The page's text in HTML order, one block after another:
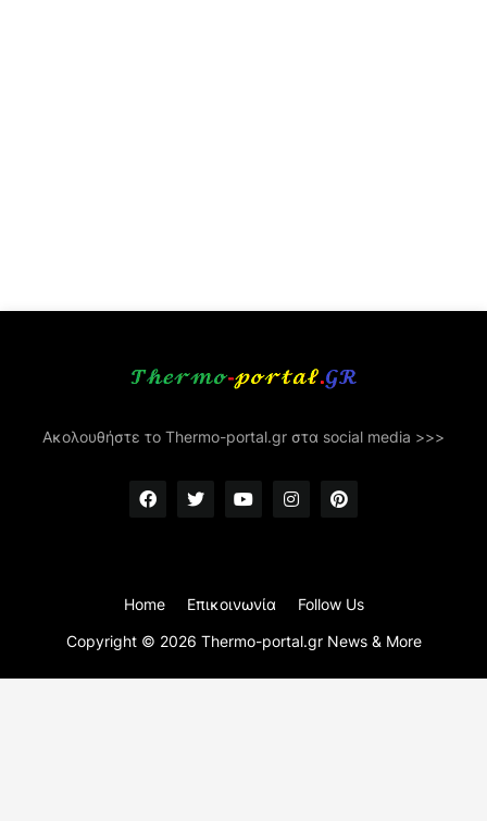
Ακολουθήστε το Thermo-portal.gr στα social media >>>
Copyright © 2026 Thermo-portal.gr News & More
Home Επικοινωνία Follow Us